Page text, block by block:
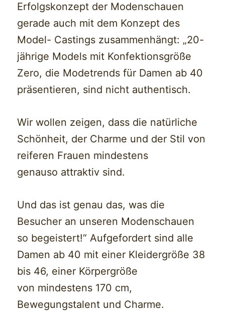
Erfolgskonzept der Modenschauen
gerade auch mit dem Konzept des
Model- Castings zusammenhängt: „20-
jährige Models mit Konfektionsgröße
Zero, die Modetrends für Damen ab 40
präsentieren, sind nicht authentisch.
Wir wollen zeigen, dass die natürliche
Schönheit, der Charme und der Stil von
reiferen Frauen mindestens
genauso attraktiv sind.
Und das ist genau das, was die
Besucher an unseren Modenschauen
so begeistert!“ Aufgefordert sind alle
Damen ab 40 mit einer Kleidergröße 38
bis 46, einer Körpergröße
von mindestens 170 cm,
Bewegungstalent und Charme.